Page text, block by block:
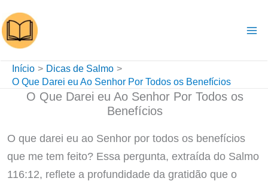
para
o
conteúdo
Início
Dicas de Salmo
O Que Darei eu Ao Senhor Por Todos os Benefícios
O Que Darei eu Ao Senhor Por Todos os
Benefícios
O que darei eu ao Senhor por todos os benefícios
que me tem feito? Essa pergunta, extraída do Salmo
116:12, reflete a profundidade da gratidão que o